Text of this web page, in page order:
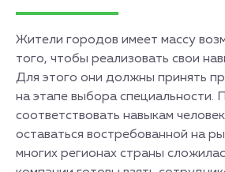
Жители городов имеет массу
того, чтобы реализовать свои
Для этого они должны принять
на этапе выбора специальности.
соответствовать навыкам
оставаться востребованной на
многих регионах страны